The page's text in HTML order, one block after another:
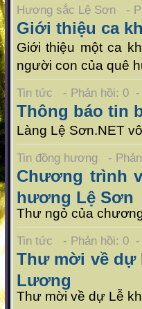
Hương sắc Lệ Sơn -
Giới thiệu ca
Giới thiệu một ca
người con của quê
Tin tức - Phản hồi: 0 -
Thông báo tin
Làng Lệ Sơn.NET
Tin đồng hương -
Chương trình
hương Lệ Sơn
Thư ngỏ của
Tin tức - Phản hồi: 0 -
Thư mời về dự
Lương
Thư mời về dự Lễ